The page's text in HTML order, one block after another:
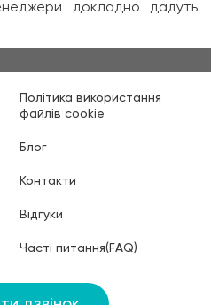
докладно дадуть
Політика використання
файлів cookie
Блог
Контакти
Відгуки
Часті питання(FAQ)